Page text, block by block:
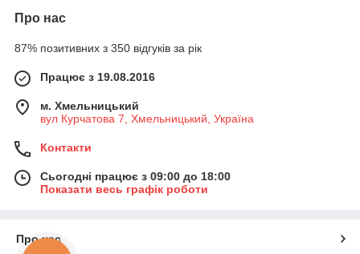
Про нас
87% позитивних з 350 відгуків за рік
Працює з 19.08.2016
м. Хмельницький
вул Курчатова 7, Хмельницький, Україна
Контакти
Сьогодні працює з 09:00 до 18:00
Показати весь графік роботи
Про нас